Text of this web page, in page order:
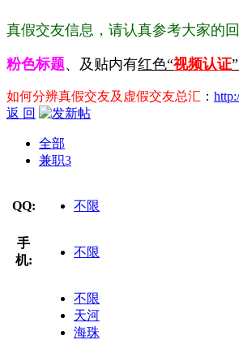
真假交友信息，请认真参考大家的
粉色标题、及贴内有红色“视频认证
如何分辨真假交友及虚假交友总汇 ：
返 回
全部
兼职3
QQ: 不限
手
机:
不限
不限
天河
海珠